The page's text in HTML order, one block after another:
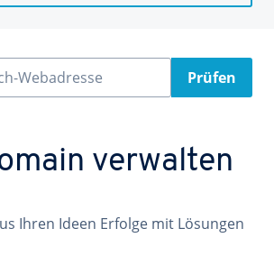
Webadresse Prüfen
verwalten
Ihren Ideen Erfolge mit Lösungen